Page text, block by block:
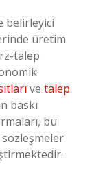
belirleyici
üretim
talep
ve talep
baskı
bu